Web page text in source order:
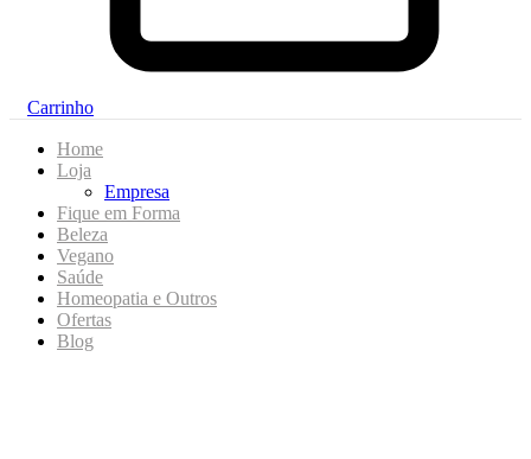
Carrinho
Home
Loja
Empresa
Fique em Forma
Beleza
Vegano
Saúde
Homeopatia e Outros
Ofertas
Blog